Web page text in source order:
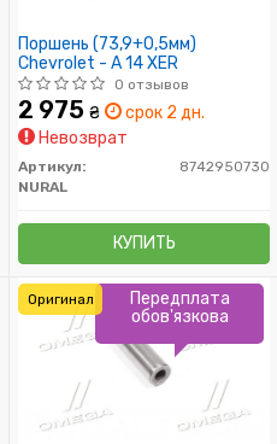
Поршень (73,9+0,5мм)
Chevrolet - A 14 XER
0 отзывов
2 975 ₴
срок 2 дн.
Невозврат
Артикул:
8742950730
NURAL
КУПИТЬ
Передплата
обов'язкова
Оригинал